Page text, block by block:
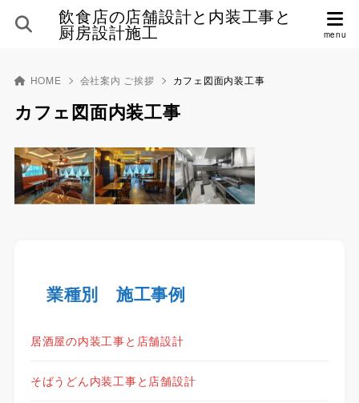
飲食店の店舗設計と内装工事と
厨房設計施工
HOME 会社案内 ご挨拶 カフェ図面内装工事
カフェ図面内装工事
業種別 施工事例
居酒屋の内装工事と店舗設計
そばうどん内装工事と店舗設計